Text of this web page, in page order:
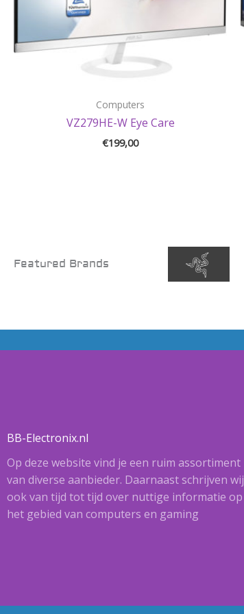
Computers
VZ279HE-W Eye Care
€199,00
Featured Brands
BB-Electronix.nl
Op deze website vind je een ruim assortiment
van diverse aanbieder. Daarnaast schrijven wij
ook van tijd tot tijd over nuttige informatie op
het gebied van computers en gaming